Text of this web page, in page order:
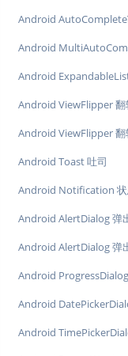
Android
Android
Android
Android ViewFlipper 翻
Android ViewFlipper 翻
Android Toast 吐司
Android Notification 状
Android AlertDialog 弹
Android AlertDialog 弹
Android
Android
Android